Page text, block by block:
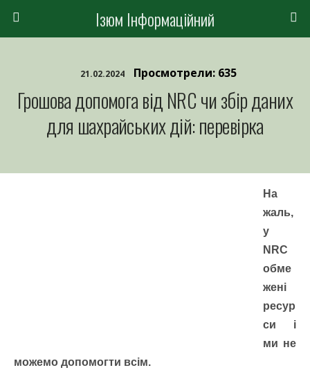
Ізюм Інформаційний
21.02.2024 Просмотрели: 635
Грошова допомога від NRC чи збір даних
для шахрайських дій: перевірка
На
жаль,
у
NRC
обме
жені
ресур
си і
ми не
можемо допомогти всім.